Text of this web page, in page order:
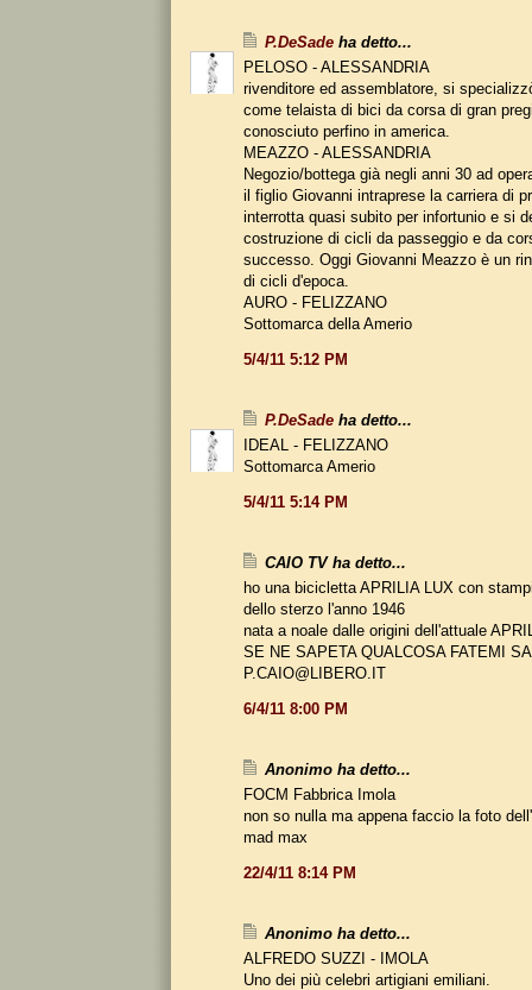
P.DeSade ha detto...
PELOSO - ALESSANDRIA
rivenditore ed assemblatore, si
come telaista di bici da corsa di gran
conosciuto perfino in america.
MEAZZO - ALESSANDRIA
Negozio/bottega già negli anni 30 ad
il figlio Giovanni intraprese la carriera di
interrotta quasi subito per infortunio e si
costruzione di cicli da passeggio e da
successo. Oggi Giovanni Meazzo è un
di cicli d'epoca.
AURO - FELIZZANO
Sottomarca della Amerio
5/4/11 5:12 PM
P.DeSade ha detto...
IDEAL - FELIZZANO
Sottomarca Amerio
5/4/11 5:14 PM
CAIO TV ha detto...
ho una bicicletta APRILIA LUX con
dello sterzo l'anno 1946
nata a noale dalle origini dell'attuale
SE NE SAPETA QUALCOSA FATEMI
P.CAIO@LIBERO.IT
6/4/11 8:00 PM
Anonimo ha detto...
FOCM Fabbrica Imola
non so nulla ma appena faccio la foto
mad max
22/4/11 8:14 PM
Anonimo ha detto...
ALFREDO SUZZI - IMOLA
Uno dei più celebri artigiani emiliani.